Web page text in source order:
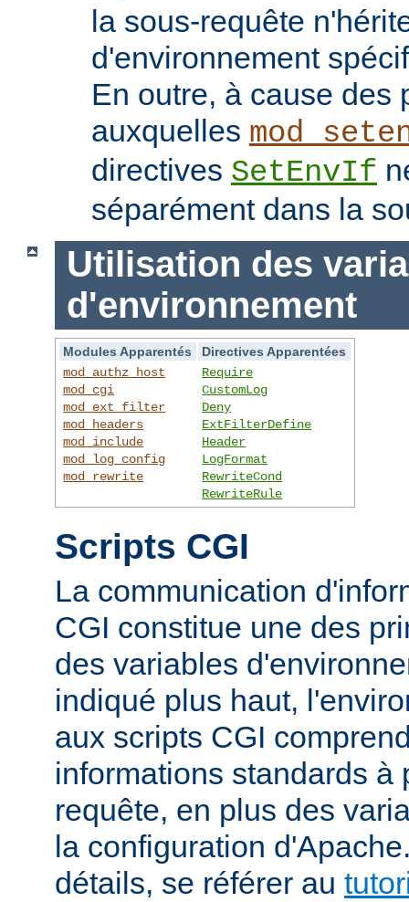
la sous-requête
d'environnement
En outre, à cause des
auxquelles
directives SetEnvIf
séparément dans la
Utilisation des
d'environnement
Modules Apparentés
Directives Apparentées
mod_authz_host
mod_cgi
mod_ext_filter
mod_headers
mod_include
mod_log_config
mod_rewrite
Require
CustomLog
Deny
ExtFilterDefine
Header
LogFormat
RewriteCond
RewriteRule
Scripts CGI
La communication
CGI constitue une des
des variables
indiqué plus haut,
aux scripts CGI
informations standards à
requête, en plus des
la configuration
détails, se référer au